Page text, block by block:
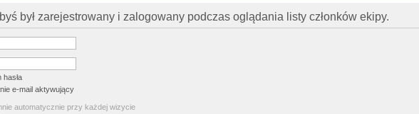
był zarejestrowany i zalogowany podczas oglądania listy członków ekipy.
hasła
e-mail aktywujący
automatycznie przy każdej wizycie